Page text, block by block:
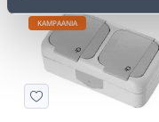
KAMPAANIA